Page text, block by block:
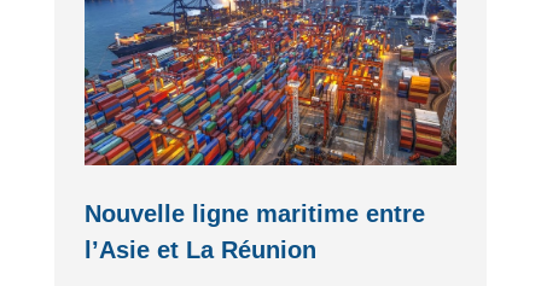
Nouvelle ligne maritime entre
l’Asie et La Réunion